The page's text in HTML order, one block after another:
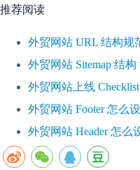
推荐阅读
外贸网站 URL 结构规
外贸网站 Sitemap 结构
外贸网站上线 Checklist
外贸网站 Footer 怎么
外贸网站 Header 怎么